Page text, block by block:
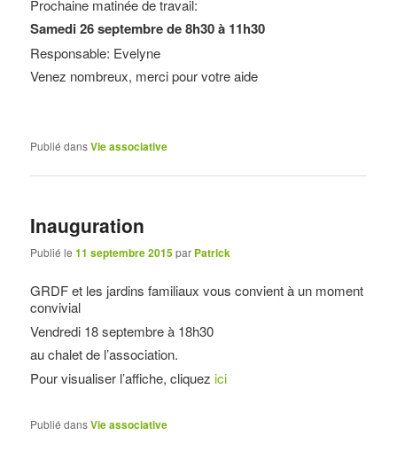
Prochaine matinée de travail:
Samedi 26 septembre de 8h30 à 11h30
Responsable: Evelyne
Venez nombreux, merci pour votre aide
Publié dansVie associative
Inauguration
Publié le11 septembre 2015par Patrick
GRDF et les jardins familiaux vous convient à un moment
convivial
Vendredi 18 septembre à 18h30
au chalet de l’association.
Pour visualiser l’affiche, cliquezici
Publié dansVie associative